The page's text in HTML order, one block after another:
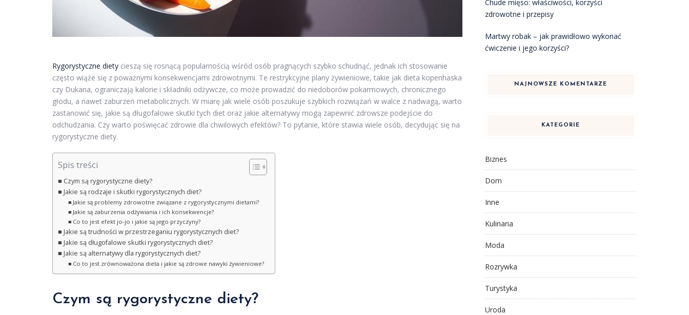
Rygorystyczne diety cieszą się rosnącą popularnością wśród osób pragnących szybko schudnąć, jednak ich stosowanie
często wiąże się z poważnymi konsekwencjami zdrowotnymi. Te restrykcyjne plany żywieniowe, takie jak dieta kopenhaska
czy Dukana, ograniczają kalorie i składniki odżywcze, co może prowadzić do niedoborów pokarmowych, chronicznego
głodu, a nawet zaburzeń metabolicznych. W miarę jak wiele osób poszukuje szybkich rozwiązań w walce z nadwagą, warto
zastanowić się, jakie są długofalowe skutki tych diet oraz jakie alternatywy mogą zapewnić zdrowsze podejście do
odchudzania. Czy warto poświęcać zdrowie dla chwilowych efektów? To pytanie, które stawia wiele osób, decydując się na
rygorystyczne diety.
Spis treści
Czym są rygorystyczne diety?
Jakie są rodzaje i skutki rygorystycznych diet?
Jakie są problemy zdrowotne związane z rygorystycznymi dietami?
Jakie są zaburzenia odżywiania i ich konsekwencje?
Co to jest efekt jo-jo i jakie są jego przyczyny?
Jakie są trudności w przestrzeganiu rygorystycznych diet?
Jakie są długofalowe skutki rygorystycznych diet?
Jakie są alternatywy dla rygorystycznych diet?
Co to jest zrównoważona dieta i jakie są zdrowe nawyki żywieniowe?
Czym są rygorystyczne diety?
Chude mięso: właściwości, korzyści
zdrowotne i przepisy
Martwy robak – jak prawidłowo wykonać
ćwiczenie i jego korzyści?
NAJNOWSZE KOMENTARZE
KATEGORIE
Biznes
Dom
Inne
Kulinaria
Moda
Rozrywka
Turystyka
Uroda